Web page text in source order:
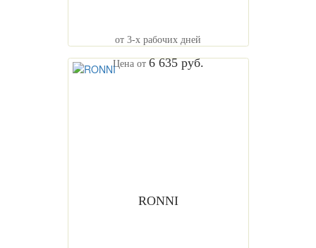
от 3-х рабочих дней
Цена от 6 635 руб.
RONNI